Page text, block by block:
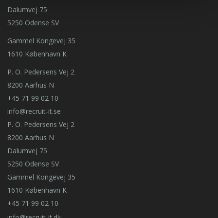
Dalumvej 75
5250 Odense SV
Gammel Kongevej 35
1610 København K
P. O. Pedersens Vej 2
8200 Aarhus N
+45 71 99 02 10
info@recruit-it.se
P. O. Pedersens Vej 2
8200 Aarhus N
Dalumvej 75
5250 Odense SV
Gammel Kongevej 35
1610 København K
+45 71 99 02 10